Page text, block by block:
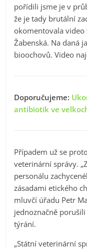
pořídili jsme je v
že je tady brutální
okomentovala video
Žabenská. Na daná
bioochovů. Video
Doporučujeme:
antibiotik ve
Případem už se
veterinární správy.
personálu
zásadami etického
mluvčí úřadu Petr
jednoznačně
týrání.
„Státní veterinární